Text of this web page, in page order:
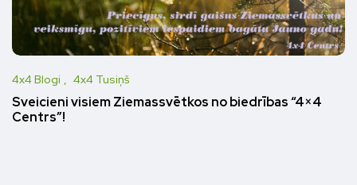
4x4 Blogi 4x4 Tusiņš
Sveicieni visiem Ziemassvētkos no biedrības “4×4
Centrs”!